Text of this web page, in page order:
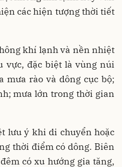
các hiện tượng thời tiết
khí lạnh và nền nhiệt
vực, đặc biệt là vùng núi
mưa rào và dông cục bộ;
mưa lớn trong thời gian
lưu ý khi di chuyển hoặc
thời điểm có dông. Biên
có xu hướng gia tăng,